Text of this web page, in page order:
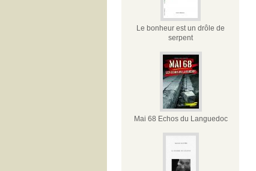
Le bonheur est un drôle de
serpent
Mai 68 Echos du Languedoc